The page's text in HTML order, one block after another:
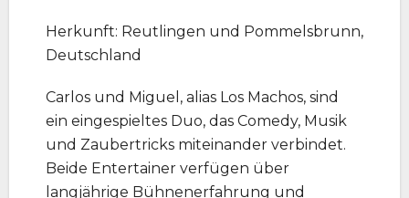
Herkunft: Reutlingen und Pommelsbrunn,
Deutschland
Carlos und Miguel, alias Los Machos, sind
ein eingespieltes Duo, das Comedy, Musik
und Zaubertricks miteinander verbindet.
Beide Entertainer verfügen über
langjährige Bühnenerfahrung und